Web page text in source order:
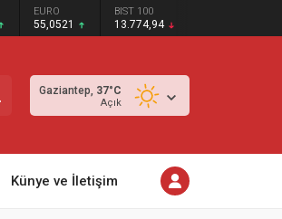
EURO
55,0521
BIST 100
13.774,94
Gaziantep, 37°C
Açık
Künye ve İletişim